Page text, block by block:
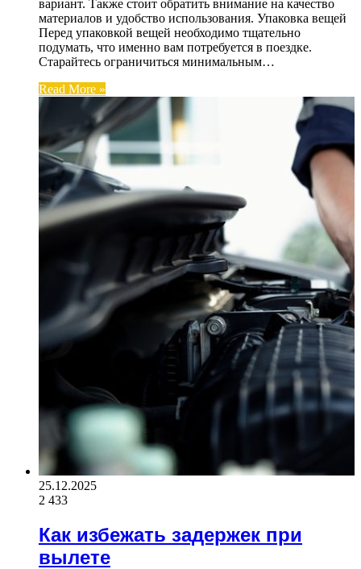
вариант. Также стоит обратить внимание на качество
материалов и удобство использования. Упаковка вещей
Перед упаковкой вещей необходимо тщательно
подумать, что именно вам потребуется в поездке.
Старайтесь ограничиться минимальным…
Read More »
25.12.2025
2 433
Как избежать задержек при
вылете